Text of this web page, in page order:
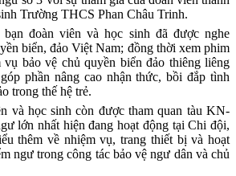
Trường THCS Phan Châu Trinh.
đoàn viên và học sinh đã được nghe
biển, đảo Việt Nam; đồng thời xem phim
bảo vệ chủ quyền biển đảo thiêng liêng
phần nâng cao nhận thức, bồi đắp tình
trong thế hệ trẻ.
và học sinh còn được tham quan tàu KN-
lớn nhất hiện đang hoạt động tại Chi đội,
thêm về nhiệm vụ, trang thiết bị và hoạt
ngư trong công tác bảo vệ ngư dân và chủ